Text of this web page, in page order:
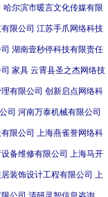
哈尔滨市暖言文化传媒有限
限公司 江苏手爪网络科技
湖南壹秒停科技有限责任
家具 云霄县圣之杰网络技
有限公司 创新启点网络科
司 河南万泰机械有限公司
限公司 上海燕雀誉网络科
备维修有限公司 上海马开
装饰设计工程有限公司 上